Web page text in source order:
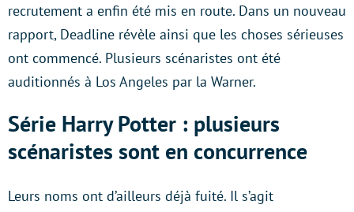
recrutement a enfin été mis en route. Dans un nouveau
rapport, Deadline révèle ainsi que les choses sérieuses
ont commencé. Plusieurs scénaristes ont été
auditionnés à Los Angeles par la Warner.
Série Harry Potter : plusieurs
scénaristes sont en concurrence
Leurs noms ont d’ailleurs déjà fuité. Il s’agit